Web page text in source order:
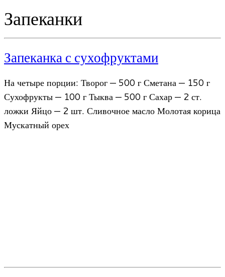
Запеканки
Запеканка с сухофруктами
На четыре порции: Творог — 500 г Сметана — 150 г
Сухофрукты — 100 г Тыква — 500 г Сахар — 2 ст.
ложки Яйцо — 2 шт. Сливочное масло Молотая корица
Мускатный орех